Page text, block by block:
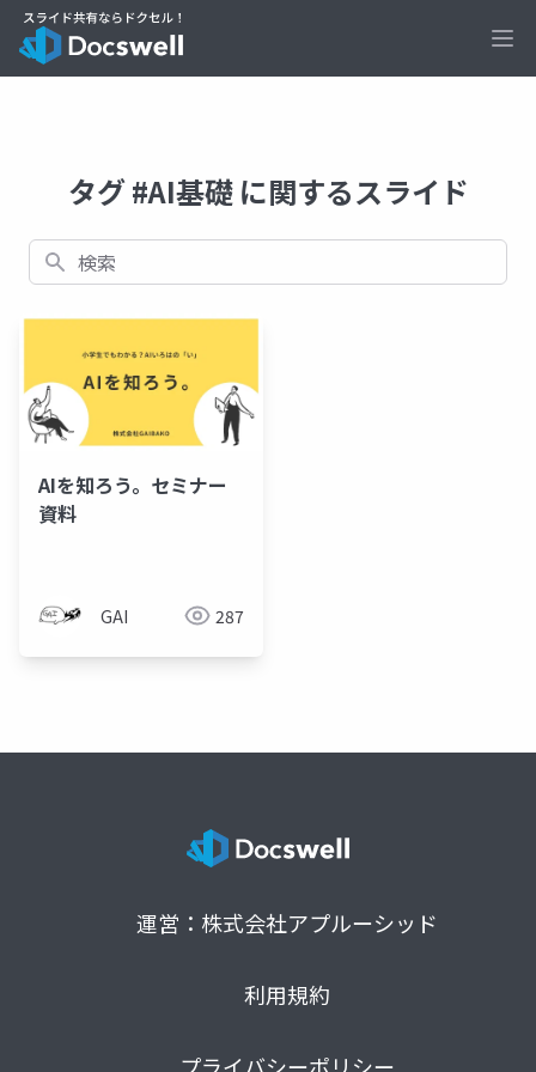
タグ #AI基礎 に関するスライド
検索
AIを知ろう。セミナー
資料
GAI 287
運営：株式会社アプルーシッド
利用規約
プライバシーポリシー